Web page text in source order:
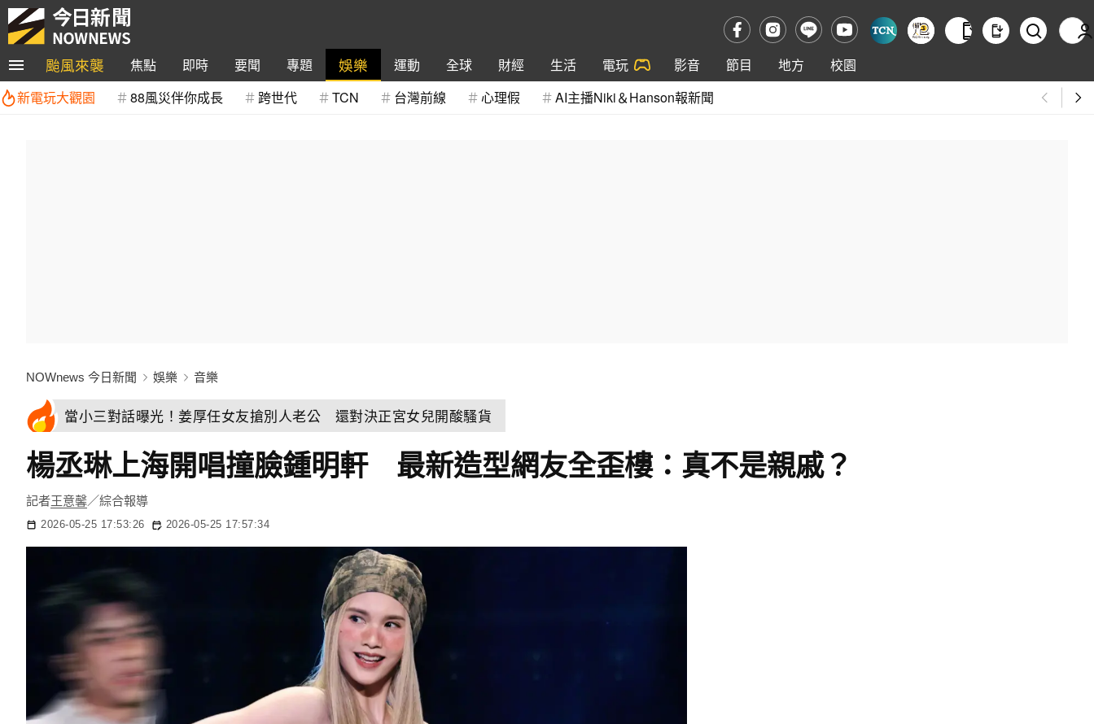
颱風來襲 焦點 即時 要聞 專題 娛樂 運動 全球 財經 生活 電玩 影音 節目 地方
校園
新電玩大觀園
88風災伴你成長 跨世代 TCN 台灣前線 心理假 AI主播Niki＆Hanson報新聞
NOWnews 今日新聞 娛樂 音樂
當小三對話曝光！姜厚任女友搶別人老公 還對決正宮女兒開酸騷貨
楊丞琳上海開唱撞臉鍾明軒 最新造型網友全歪樓：真不是親戚？
記者王意馨／綜合報導
2026-05-25 17:53:26 2026-05-25 17:57:34